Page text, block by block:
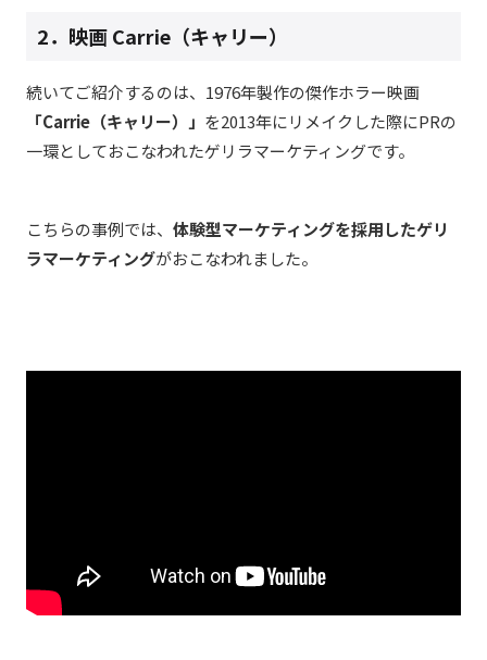
2．映画 Carrie（キャリー）
続いてご紹介するのは、1976年製作の傑作ホラー映画
「Carrie（キャリー）」 を2013年にリメイクした際にPRの
一環としておこなわれたゲリラマーケティングです。
こちらの事例では、 体験型マーケティングを採用したゲリ
ラマーケティングがおこなわれました。